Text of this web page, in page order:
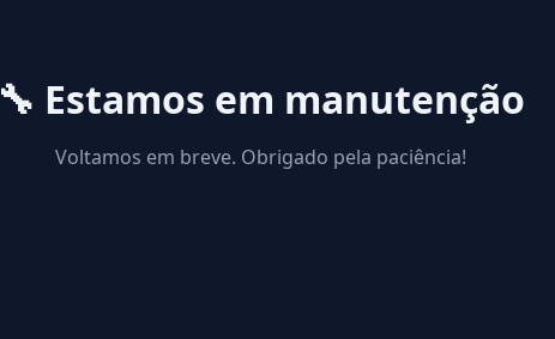
🔧 Estamos em manutenção
Voltamos em breve. Obrigado pela paciência!